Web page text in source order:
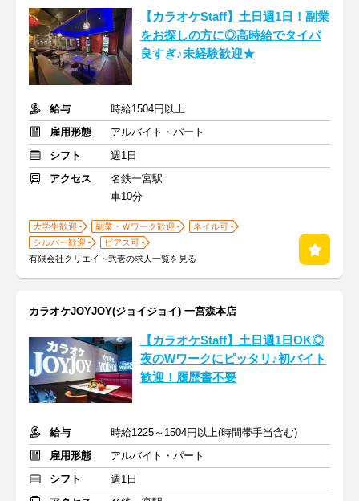
【カラオケStaff】土日週1日！副業
をお探しの方に◎高時給でタイパ
良すぎ♪未経験歓迎★
給与
時給1504円以上
雇用形態
アルバイト・パート
シフト
週1日
アクセス
名鉄一宮駅
車10分
大学生歓迎 副業・Ｗワーク歓迎
ネイル可
シルバー歓迎
ピアス可
有限会社クリエイト弐壱の求人一覧を見る
カラオケJOYJOY(ジョイジョイ) 一宮森本店
【カラオケStaff】土日週1日OK◎
夜のWワークにピッタリ♪初バイト
歓迎！履歴書不要
給与
時給1225～1504円以上(時間帯手当含む)
雇用形態
アルバイト・パート
シフト
週1日